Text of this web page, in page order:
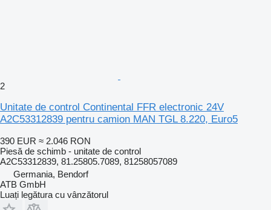
2
Unitate de control Continental FFR electronic 24V
A2C53312839 pentru camion MAN TGL 8.220, Euro5
390 EUR ≈ 2.046 RON
Piesă de schimb - unitate de control
A2C53312839, 81.25805.7089, 81258057089
Germania, Bendorf
ATB GmbH
Luați legătura cu vânzătorul